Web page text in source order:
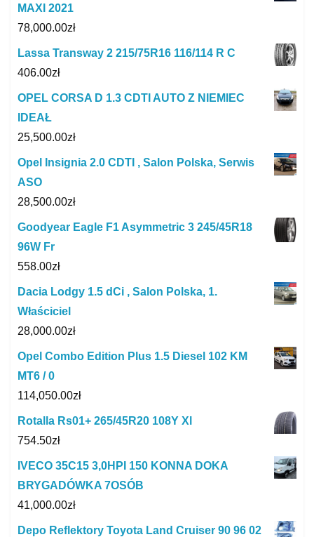
MAXI 2021
78,000.00zł
Lassa Transway 2 215/75R16 116/114 R C
406.00zł
OPEL CORSA D 1.3 CDTI AUTO Z NIEMIEC
IDEAŁ
25,500.00zł
Opel Insignia 2.0 CDTI , Salon Polska, Serwis
ASO
28,500.00zł
Goodyear Eagle F1 Asymmetric 3 245/45R18
96W Fr
558.00zł
Dacia Lodgy 1.5 dCi , Salon Polska, 1.
Właściciel
28,000.00zł
Opel Combo Edition Plus 1.5 Diesel 102 KM
MT6 / 0
114,050.00zł
Rotalla Rs01+ 265/45R20 108Y Xl
754.50zł
IVECO 35C15 3,0HPI 150 KONNA DOKA
BRYGADÓWKA 7OSÓB
41,000.00zł
Depo Reflektory Toyota Land Cruiser 90 96 02